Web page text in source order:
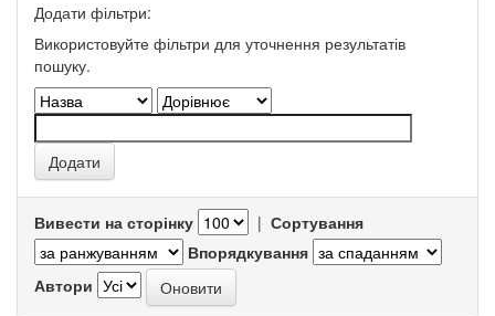
Додати фільтри:
Використовуйте фільтри для уточнення результатів
пошуку.
Вивести на сторінку | Сортування
Впорядкування
Автори